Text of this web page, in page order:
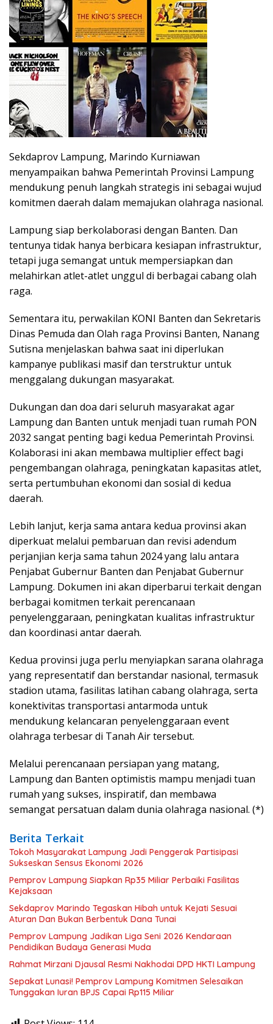
Sekdaprov Lampung, Marindo Kurniawan
menyampaikan bahwa Pemerintah Provinsi Lampung
mendukung penuh langkah strategis ini sebagai wujud
komitmen daerah dalam memajukan olahraga nasional.
Lampung siap berkolaborasi dengan Banten. Dan
tentunya tidak hanya berbicara kesiapan infrastruktur,
tetapi juga semangat untuk mempersiapkan dan
melahirkan atlet-atlet unggul di berbagai cabang olah
raga.
Sementara itu, perwakilan KONI Banten dan Sekretaris
Dinas Pemuda dan Olah raga Provinsi Banten, Nanang
Sutisna menjelaskan bahwa saat ini diperlukan
kampanye publikasi masif dan terstruktur untuk
menggalang dukungan masyarakat.
Dukungan dan doa dari seluruh masyarakat agar
Lampung dan Banten untuk menjadi tuan rumah PON
2032 sangat penting bagi kedua Pemerintah Provinsi.
Kolaborasi ini akan membawa multiplier effect bagi
pengembangan olahraga, peningkatan kapasitas atlet,
serta pertumbuhan ekonomi dan sosial di kedua
daerah.
Lebih lanjut, kerja sama antara kedua provinsi akan
diperkuat melalui pembaruan dan revisi adendum
perjanjian kerja sama tahun 2024 yang lalu antara
Penjabat Gubernur Banten dan Penjabat Gubernur
Lampung. Dokumen ini akan diperbarui terkait dengan
berbagai komitmen terkait perencanaan
penyelenggaraan, peningkatan kualitas infrastruktur
dan koordinasi antar daerah.
Kedua provinsi juga perlu menyiapkan sarana olahraga
yang representatif dan berstandar nasional, termasuk
stadion utama, fasilitas latihan cabang olahraga, serta
konektivitas transportasi antarmoda untuk
mendukung kelancaran penyelenggaraan event
olahraga terbesar di Tanah Air tersebut.
Melalui perencanaan persiapan yang matang,
Lampung dan Banten optimistis mampu menjadi tuan
rumah yang sukses, inspiratif, dan membawa
semangat persatuan dalam dunia olahraga nasional. (*)
Berita Terkait
Tokoh Masyarakat Lampung Jadi Penggerak Partisipasi
Sukseskan Sensus Ekonomi 2026
Pemprov Lampung Siapkan Rp35 Miliar Perbaiki Fasilitas
Kejaksaan
Sekdaprov Marindo Tegaskan Hibah untuk Kejati Sesuai
Aturan Dan Bukan Berbentuk Dana Tunai
Pemprov Lampung Jadikan Liga Seni 2026 Kendaraan
Pendidikan Budaya Generasi Muda
Rahmat Mirzani Djausal Resmi Nakhodai DPD HKTI Lampung
Sepakat Lunasi! Pemprov Lampung Komitmen Selesaikan
Tunggakan Iuran BPJS Capai Rp115 Miliar